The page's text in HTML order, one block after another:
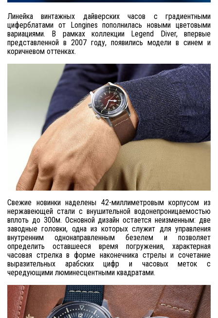
Линейка винтажных дайверских часов с градиентными
циферблатами от Longines пополнилась новыми цветовыми
вариациями. В рамках коллекции Legend Diver, впервые
представленной в 2007 году, появились модели в синем и
коричневом оттенках.
Свежие новинки наделены 42-миллиметровым корпусом из
нержавеющей стали с внушительной водонепроницаемостью
вплоть до 300м. Основной дизайн остается неизменным: две
заводные головки, одна из которых служит для управления
внутренним однонаправленным безелем и позволяет
определить оставшееся время погружения, характерная
часовая стрелка в форме наконечника стрелы и сочетание
выразительных арабских цифр и часовых меток с
чередующими люминесцентными квадратами.